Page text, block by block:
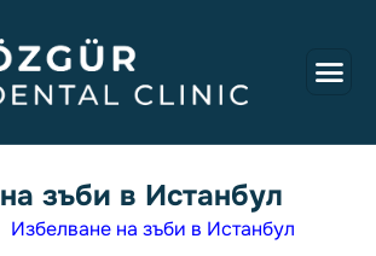
на зъби в Истанбул
Избелване на зъби в Истанбул